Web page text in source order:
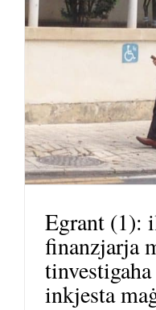
Egrant (1):
finanzjarja
inkjesta